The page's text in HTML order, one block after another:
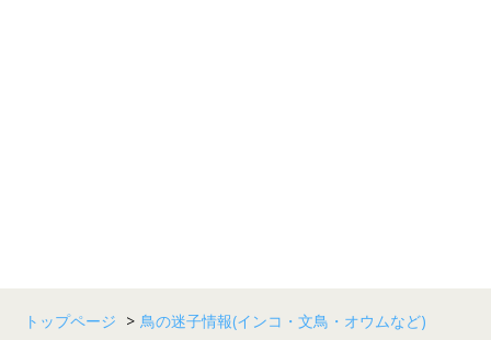
トップページ > 鳥の迷子情報(インコ・文鳥・オウムなど)